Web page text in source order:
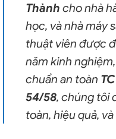
Thành cho nhà
học, và nhà máy
thuật viên được
năm kinh
chuẩn an toàn
54/58, chúng tôi
toàn, hiệu quả,